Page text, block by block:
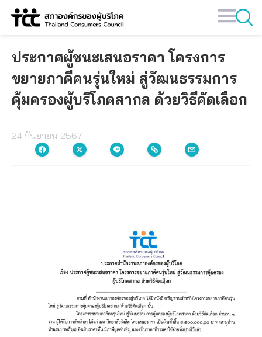
Skip
ประกาศผู้ชนะเสนอราคา โครงการ
ขยายภาคีคนรุ่นใหม่ สู่วัฒนธรรมการ
คุ้มครองผู้บริโภคสากล ด้วยวิธีคัดเลือก
24 กันยายน 2567